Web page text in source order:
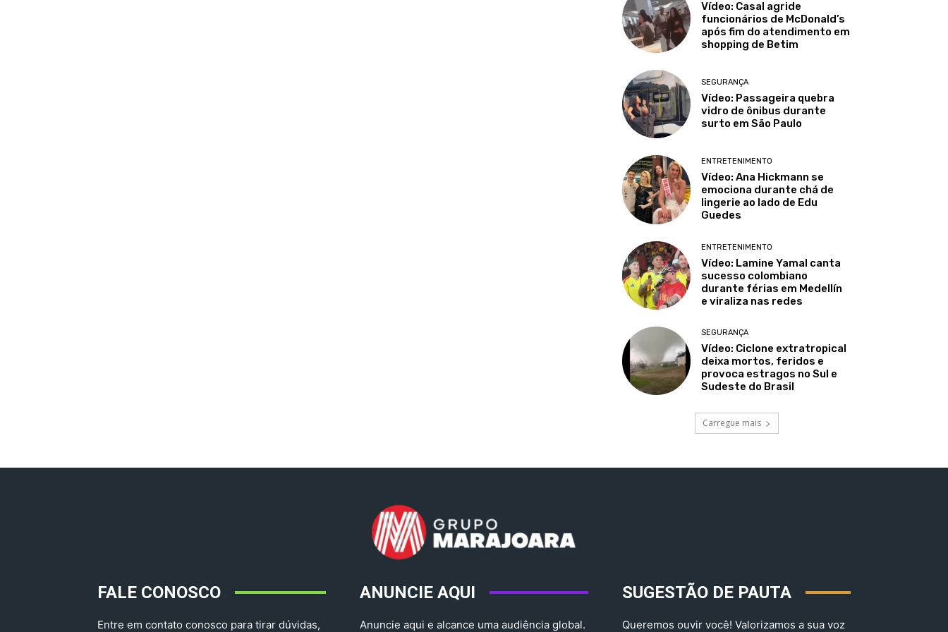
Vídeo: Casal agride
funcionários de McDonald’s
após fim do atendimento em
shopping de Betim
SEGURANÇA
Vídeo: Passageira quebra
vidro de ônibus durante
surto em São Paulo
ENTRETENIMENTO
Vídeo: Ana Hickmann se
emociona durante chá de
lingerie ao lado de Edu
Guedes
ENTRETENIMENTO
Vídeo: Lamine Yamal canta
sucesso colombiano
durante férias em Medellín
e viraliza nas redes
SEGURANÇA
Vídeo: Ciclone extratropical
deixa mortos, feridos e
provoca estragos no Sul e
Sudeste do Brasil
Carregue mais
FALE CONOSCO
Entre em contato conosco para tirar dúvidas,
ANUNCIE AQUI
Anuncie aqui e alcance uma audiência global.
SUGESTÃO DE PAUTA
Queremos ouvir você! Valorizamos a sua voz